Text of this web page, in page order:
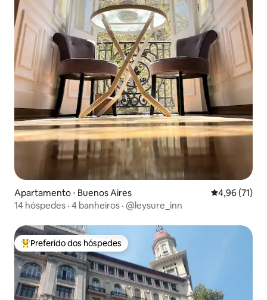
Apartamento ⋅ Buenos Aires 4,96 de uma
4,96 (71)
14 hóspedes · 4 banheiros · @leysure_inn
Entre os melhores preferidos dos hóspedes
Preferido dos hóspedes